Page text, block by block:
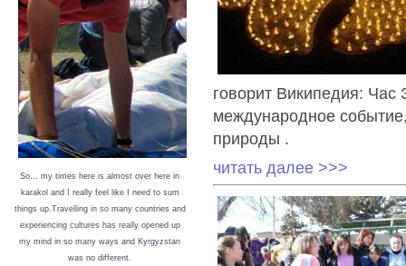
So… my times here is almost over here in
karakol and I really feel like I need to sum
things up.Travelling in so many countries and
experiencing cultures has really opened up
my mind in so many ways and Kyrgyzstan
was no different.
говорит Википедия:
международное
природы .
читать далее >>>